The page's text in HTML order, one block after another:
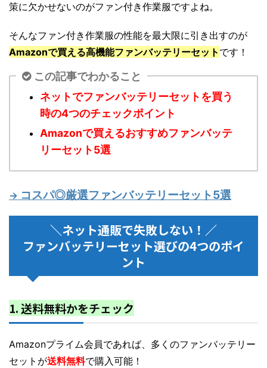
策に欠かせないのがファン付き作業服ですよね。
そんなファン付き作業服の性能を最大限に引き出すのが
Amazonで買える高機能ファンバッテリーセット です！
この記事でわかること
ネットでファンバッテリーセットを買う
時の4つのチェックポイント
Amazonで買えるおすすめファンバッテ
リーセット5選
→ コスパ◎厳選ファンバッテリーセット5選
＼ネット通販で失敗しない！／
ファンバッテリーセット選びの4つのポイ
ント
1. 送料無料かをチェック
Amazonプライム会員であれば、多くのファンバッテリー
セットが送料無料で購入可能！